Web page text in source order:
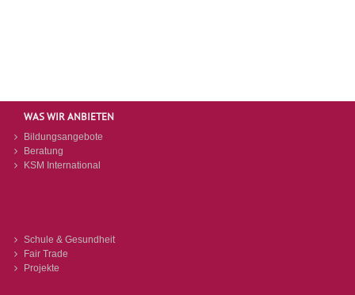
WAS WIR ANBIETEN
Bildungsangebote
Beratung
KSM International
Schule & Gesundheit
Fair Trade
Projekte